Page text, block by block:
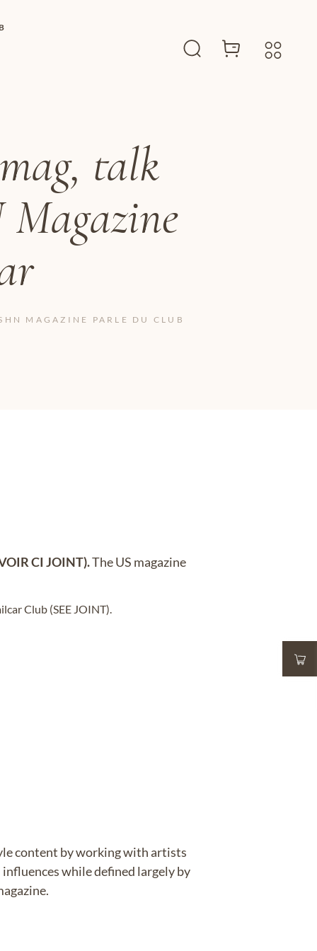
talk
MAGAZINE PARLE DU CLUB
CI JOINT).The US magazine
Club (SEE JOINT).
content by working with artists
while defined largely by